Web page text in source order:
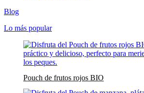
Blog
Lo más popular
Pouch de frutos rojos BIO